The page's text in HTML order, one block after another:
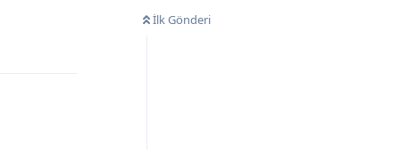
İlk Gönderi